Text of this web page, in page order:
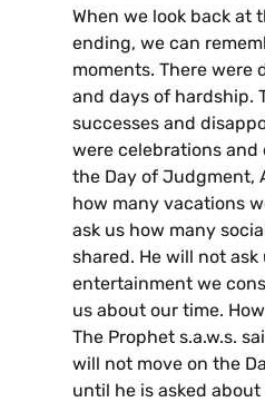
When we look back at
ending, we can
moments. There were
and days of hardship.
successes and
were celebrations and
the Day of Judgment,
how many vacations
ask us how many
shared. He will not
entertainment we
us about our time.
The Prophet s.a.w.s.
will not move on the
until he is asked